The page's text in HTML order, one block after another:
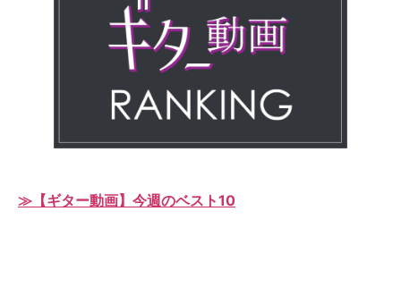
≫【ギター動画】今週のベスト10